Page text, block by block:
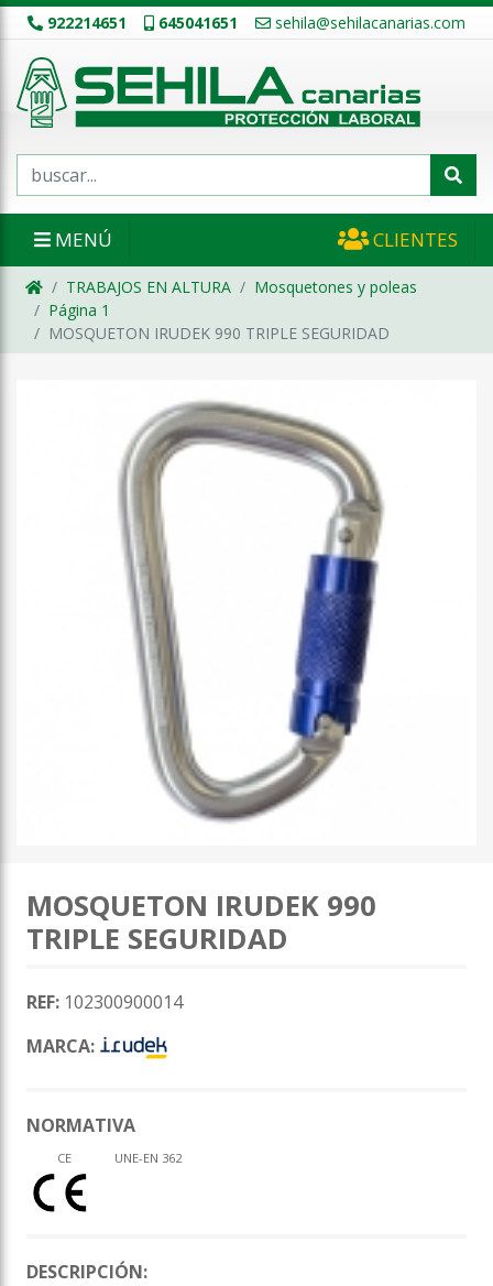
922214651 645041651 sehila@sehilacanarias.com
MENÚ CLIENTES
TRABAJOS EN ALTURA
Mosquetones y poleas
Página 1
MOSQUETON IRUDEK 990 TRIPLE SEGURIDAD
MOSQUETON IRUDEK 990
TRIPLE SEGURIDAD
REF: 102300900014
MARCA:
NORMATIVA
CE UNE-EN 362
DESCRIPCIÓN: